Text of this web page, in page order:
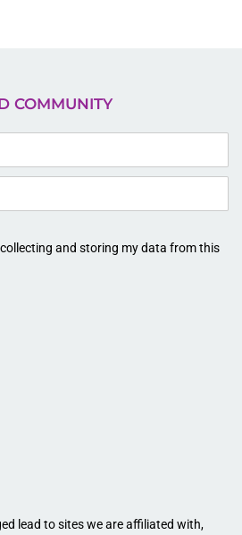
COMMUNITY
and storing my data from this
lead to sites we are affiliated with,